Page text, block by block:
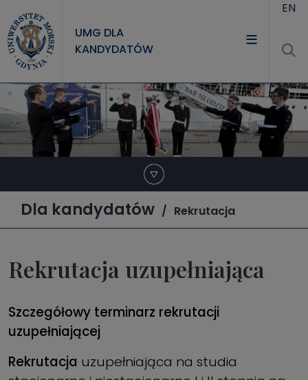
UMG DLA
KANDYDATÓW
EN
Dla kandydatów Rekrutacja
Rekrutacja uzupełniająca
Szczegółowy terminarz rekrutacji
uzupełniającej
Rekrutacja uzupełniająca na studia